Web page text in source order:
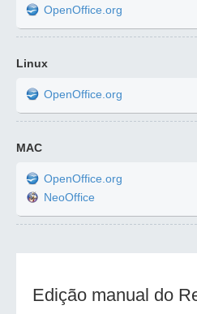
OpenOffice.org
Linux
OpenOffice.org
MAC
OpenOffice.org
NeoOffice
Edição manual do